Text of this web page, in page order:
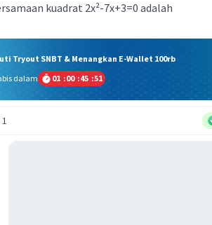
kuadrat 2x²-7x+3=0 adalah
Tryout SNBT & Menangkan E-Wallet 100rb
dalam
01 :00 :45 :50
1